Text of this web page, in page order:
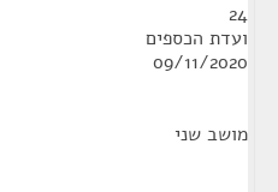
24
ועדת הכספים
09/11/2020
מושב שני